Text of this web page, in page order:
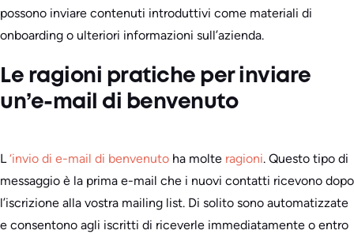
possono inviare contenuti introduttivi come materiali di
onboarding o ulteriori informazioni sull’azienda.
Le ragioni pratiche per inviare
un’e-mail di benvenuto
L‘invio di e-mail di benvenuto ha molte ragioni. Questo tipo di
messaggio è la prima e-mail che i nuovi contatti ricevono dopo
l’iscrizione alla vostra mailing list. Di solito sono automatizzate
e consentono agli iscritti di riceverle immediatamente o entro